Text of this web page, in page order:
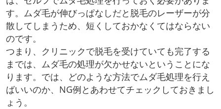
す。ムダ毛が伸びっぱなしだと脱毛のレーザーが分
散してしまうため、短くしておかなくてはならない
のです。
つまり、クリニックで脱毛を受けていても完了する
までは、ムダ毛の処理が欠かせないということにな
ります。では、どのような方法でムダ毛処理を行え
ばいいのか、NG例とあわせてチェックしておきまし
ょう。